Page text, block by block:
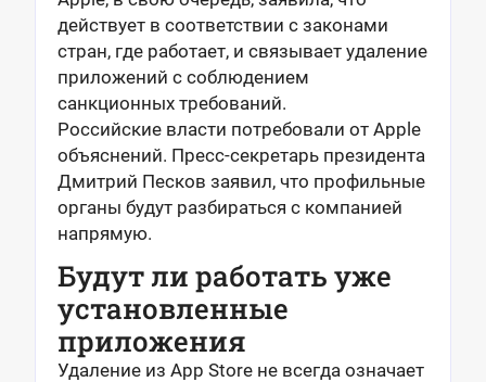
действует в соответствии с законами
стран, где работает, и связывает удаление
приложений с соблюдением
санкционных требований.
Российские власти потребовали от Apple
объяснений. Пресс-секретарь президента
Дмитрий Песков заявил, что профильные
органы будут разбираться с компанией
напрямую.
Будут ли работать уже
установленные
приложения
Удаление из App Store не всегда означает